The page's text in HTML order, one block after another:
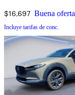
$16,697 Buena oferta
Incluye tarifas de conc.